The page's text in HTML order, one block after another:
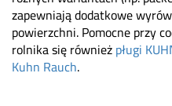
zapewniają dodatkowe
powierzchni. Pomocne przy
rolnika się równieżpługi
Kuhn Rauch.